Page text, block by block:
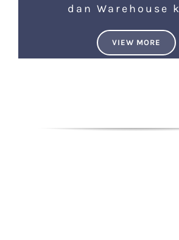
dan Warehouse
VIEW MORE